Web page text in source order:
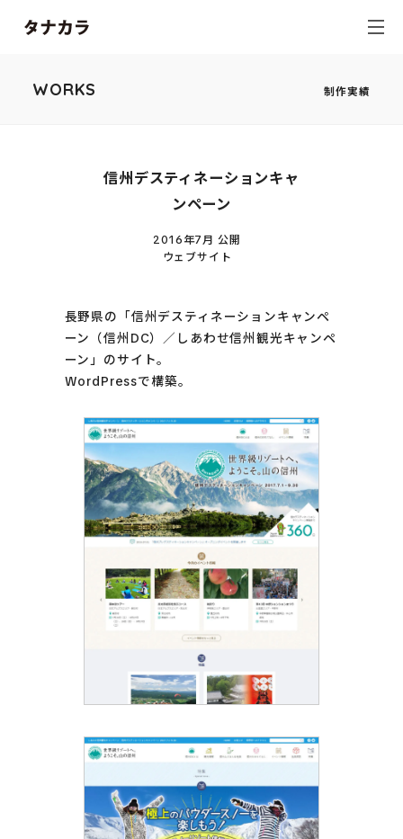
WORKS 制作実績
信州デスティネーションキャ
ンペーン
2016年7月 公開
ウェブサイト
長野県の「信州デスティネーションキャンペ
ーン（信州DC）／しあわせ信州観光キャンペ
ーン」のサイト。
WordPressで構築。